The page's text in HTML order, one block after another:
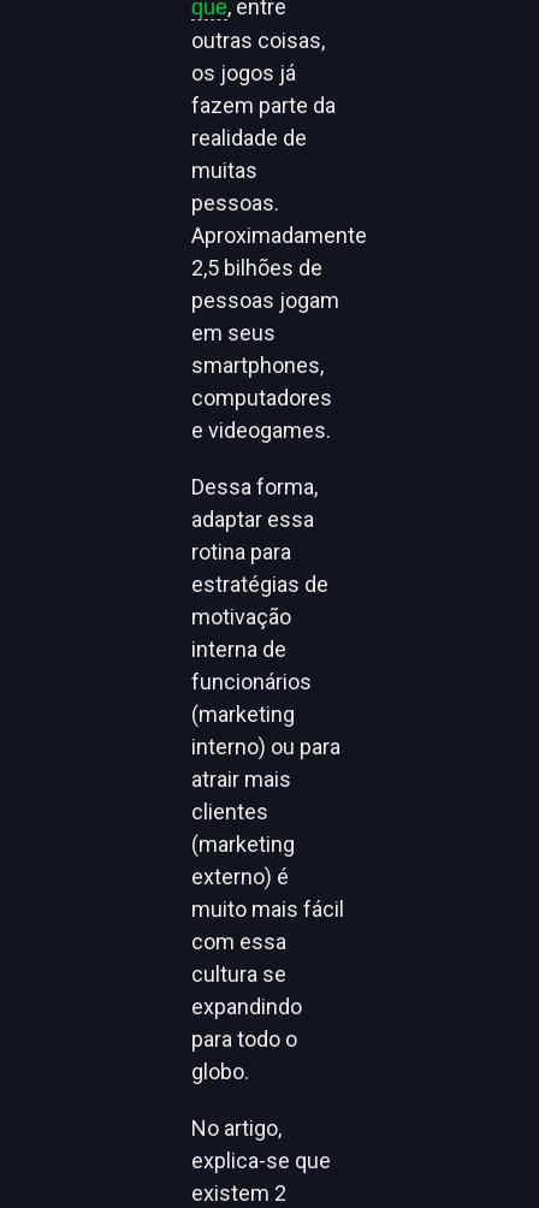
que, entre
outras coisas,
os jogos já
fazem parte da
realidade de
muitas
pessoas.
Aproximadamente
2,5 bilhões de
pessoas jogam
em seus
smartphones,
computadores
e videogames.
Dessa forma,
adaptar essa
rotina para
estratégias de
motivação
interna de
funcionários
(marketing
interno) ou para
atrair mais
clientes
(marketing
externo) é
muito mais fácil
com essa
cultura se
expandindo
para todo o
globo.
No artigo,
explica-se que
existem 2